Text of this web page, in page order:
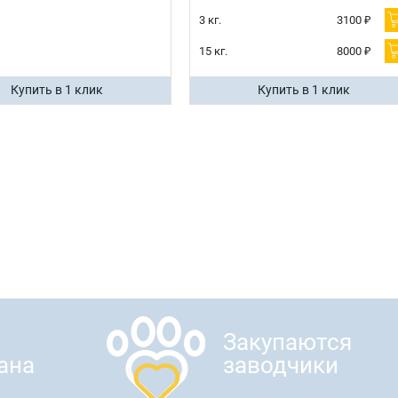
Купить в 1 клик
3 кг. 3100 ₽
15 кг. 8000 ₽
Купить в 1 клик
Закупаются
заводчики